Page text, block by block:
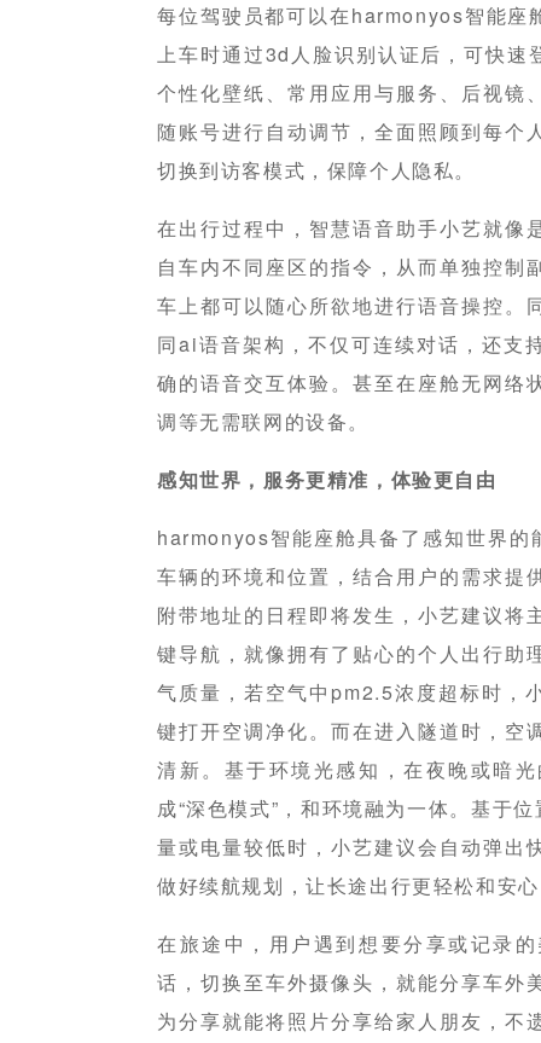
每位驾驶员都可以在harmonyos智能座
上车时通过3d人脸识别认证后，可快
个性化壁纸、常用应用与服务、后视镜
随账号进行自动调节，全面照顾到每个
切换到访客模式，保障个人隐私。
在出行过程中，智慧语音助手小艺就像
自车内不同座区的指令，从而单独控
车上都可以随心所欲地进行语音操控。
同ai语音架构，不仅可连续对话，还支
确的语音交互体验。甚至在座舱无网络
调等无需联网的设备。
感知世界，服务更精准，体验更自由
harmonyos智能座舱具备了感知世界的
车辆的环境和位置，结合用户的需求提
附带地址的日程即将发生，小艺建议将
键导航，就像拥有了贴心的个人出行助
气质量，若空气中pm2.5浓度超标时，
键打开空调净化。而在进入隧道时，空
清新。基于环境光感知，在夜晚或暗
成“深色模式”，和环境融为一体。基于
量或电量较低时，小艺建议会自动弹出
做好续航规划，让长途出行更轻松和安
在旅途中，用户遇到想要分享或记录
话，切换至车外摄像头，就能分享车外
为分享就能将照片分享给家人朋友，不